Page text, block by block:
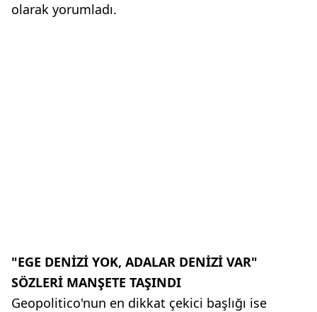
olarak yorumladı.
"EGE DENİZİ YOK, ADALAR DENİZİ VAR"
SÖZLERİ MANŞETE TAŞINDI
Geopolitico'nun en dikkat çekici başlığı ise